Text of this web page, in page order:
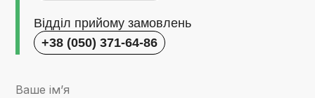
Відділ прийому замовлень
+38 (050) 371-64-86